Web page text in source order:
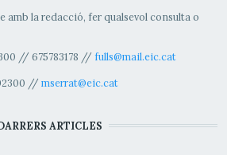
amb la redacció, fer qualsevol consulta o
// 675783178 // fulls@mail.eic.cat
// mserrat@eic.cat
ARTICLES